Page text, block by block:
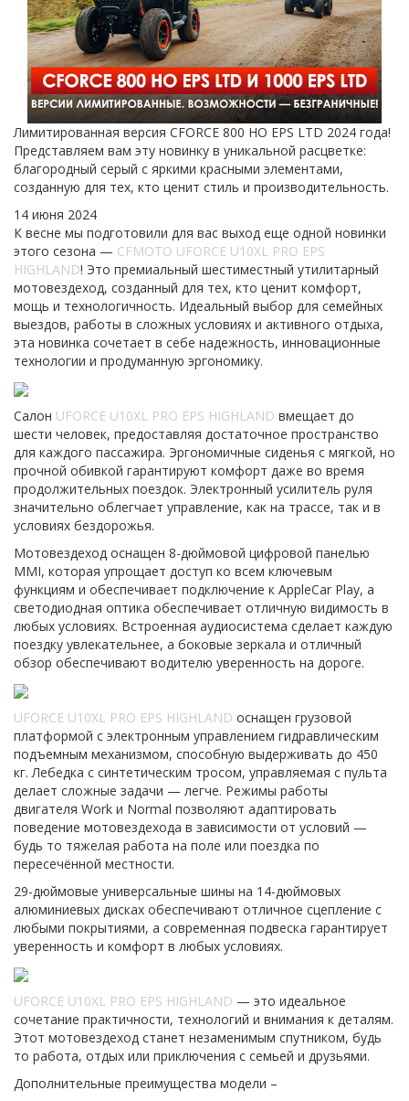
Лимитированная версия CFORCE 800 HO EPS LTD 2024 года!
Представляем вам эту новинку в уникальной расцветке:
благородный серый с яркими красными элементами,
созданную для тех, кто ценит стиль и производительность.
14 июня 2024
К весне мы подготовили для вас выход еще одной новинки
этого сезона — CFMOTO UFORCE U10XL PRO EPS
HIGHLAND! Это премиальный шестиместный утилитарный
мотовездеход, созданный для тех, кто ценит комфорт,
мощь и технологичность. Идеальный выбор для семейных
выездов, работы в сложных условиях и активного отдыха,
эта новинка сочетает в себе надежность, инновационные
технологии и продуманную эргономику.
Салон UFORCE U10XL PRO EPS HIGHLAND вмещает до
шести человек, предоставляя достаточное пространство
для каждого пассажира. Эргономичные сиденья с мягкой, но
прочной обивкой гарантируют комфорт даже во время
продолжительных поездок. Электронный усилитель руля
значительно облегчает управление, как на трассе, так и в
условиях бездорожья.
Мотовездеход оснащен 8-дюймовой цифровой панелью
MMI, которая упрощает доступ ко всем ключевым
функциям и обеспечивает подключение к AppleCar Play, а
светодиодная оптика обеспечивает отличную видимость в
любых условиях. Встроенная аудиосистема сделает каждую
поездку увлекательнее, а боковые зеркала и отличный
обзор обеспечивают водителю уверенность на дороге.
UFORCE U10XL PRO EPS HIGHLAND оснащен грузовой
платформой с электронным управлением гидравлическим
подъемным механизмом, способную выдерживать до 450
кг. Лебедка с синтетическим тросом, управляемая с пульта
делает сложные задачи — легче. Режимы работы
двигателя Work и Normal позволяют адаптировать
поведение мотовездехода в зависимости от условий —
будь то тяжелая работа на поле или поездка по
пересечённой местности.
29-дюймовые универсальные шины на 14-дюймовых
алюминиевых дисках обеспечивают отличное сцепление с
любыми покрытиями, а современная подвеска гарантирует
уверенность и комфорт в любых условиях.
UFORCE U10XL PRO EPS HIGHLAND — это идеальное
сочетание практичности, технологий и внимания к деталям.
Этот мотовездеход станет незаменимым спутником, будь
то работа, отдых или приключения с семьей и друзьями.
Дополнительные преимущества модели –